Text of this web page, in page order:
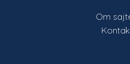
Om